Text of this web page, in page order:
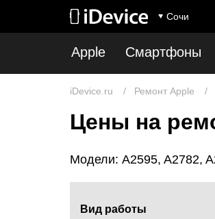
Сочи
Apple Смартфоны
iDevice.ru Ремонт Apple
Цены на
Модели: A2595, A2782,
Вид работы